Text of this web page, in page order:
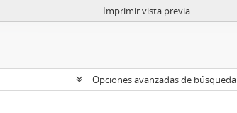
Imprimir vista previa
Opciones avanzadas de búsqueda